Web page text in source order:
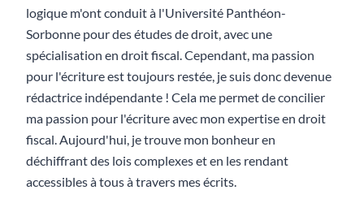
logique m'ont conduit à l'Université Panthéon-
Sorbonne pour des études de droit, avec une
spécialisation en droit fiscal. Cependant, ma passion
pour l'écriture est toujours restée, je suis donc devenue
rédactrice indépendante ! Cela me permet de concilier
ma passion pour l'écriture avec mon expertise en droit
fiscal. Aujourd'hui, je trouve mon bonheur en
déchiffrant des lois complexes et en les rendant
accessibles à tous à travers mes écrits.